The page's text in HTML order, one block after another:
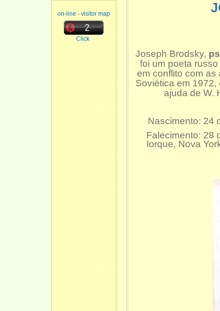
on-line - visitor map
Click
Joseph Brodsky,
foi um poeta
em conflito com
Soviética em
ajuda de W.
Nascimento: 24
Falecimento: 28
Iorque, Nova